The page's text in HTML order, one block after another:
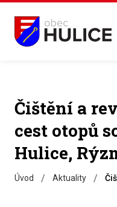
Čištění a
cest otopů
Hulice,
Úvod / Aktuality /